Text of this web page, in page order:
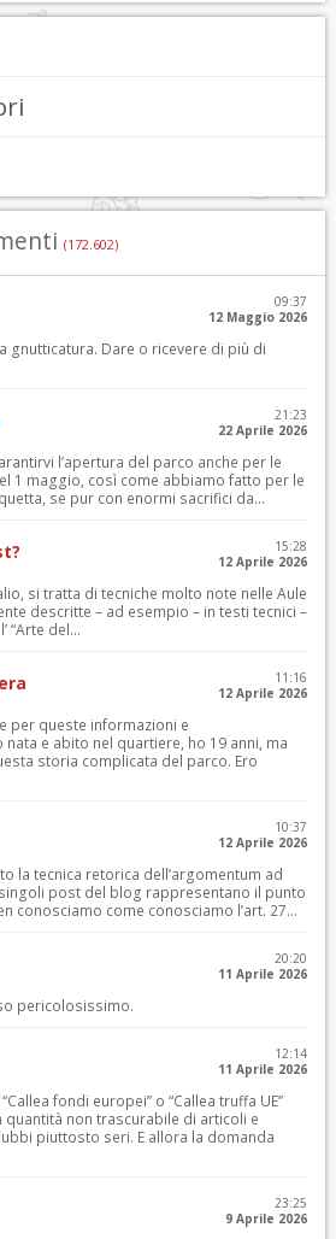
(172.602)
09:37
12 Maggio 2026
gnutticatura. Dare o ricevere di più di
21:23
22 Aprile 2026
l’apertura del parco anche per le
1 maggio, così come abbiamo fatto per le
se pur con enormi sacrifici da...
15:28
12 Aprile 2026
si tratta di tecniche molto note nelle Aule
descritte – ad esempio – in testi tecnici –
“Arte del...
11:16
12 Aprile 2026
per queste informazioni e
e abito nel quartiere, ho 19 anni, ma
storia complicata del parco. Ero
10:37
12 Aprile 2026
la tecnica retorica dell’argomentum ad
post del blog rappresentano il punto
conosciamo come conosciamo l’art. 27...
20:20
11 Aprile 2026
pericolosissimo.
12:14
11 Aprile 2026
fondi europei” o “Callea truffa UE”
non trascurabile di articoli e
piuttosto seri. E allora la domanda
23:25
9 Aprile 2026